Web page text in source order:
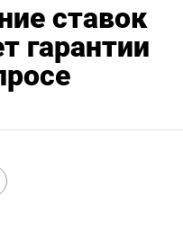
ставок
гарантии